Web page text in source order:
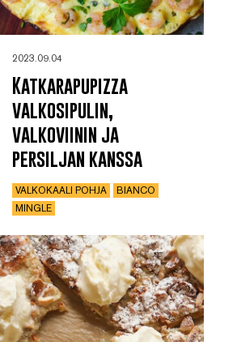
2023.09.04
Katkarapupizza
valkosipulin,
valkoviinin ja
persiljan kanssa
VALKOKAALI POHJA
BIANCO
MINGLE